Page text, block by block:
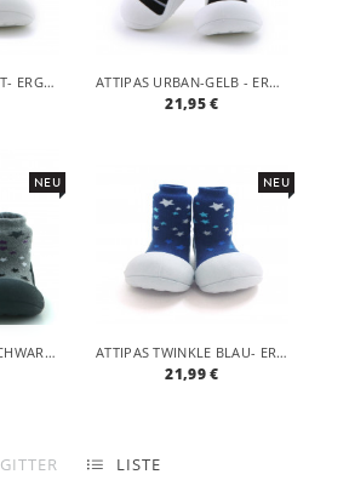
ATTIPAS URBAN- ROT- ERGONOMISCHE BABY LAUFLERNSCHUHE, ATMUNGSAKTIVE KINDER HAUSSCHUHE ABS SOCKEN BABYSCHUHE ANTIRUTSCH ATTIPAS URBAN-GELB - ERGONOMISCHE BABY LAUFLERNSCHUHE, ATMUNGSAKTIVE KINDER HAUSSCHUHE ABS SOCKEN BABYSCHUHE ANTIRUTSCH
21,95 €
NEU
ATTIPAS TWINKLE-SCHWARZ- ERGONOMISCHE BABY LAUFLERNSCHUHE, ATMUNGSAKTIVE KINDER HAUSSCHUHE ABS SOCKEN BABYSCHUHE ANTIRUTSCH
NEU
ATTIPAS TWINKLE BLAU- ERGONOMISCHE BABY LAUFLERNSCHUHE, ATMUNGSAKTIVE KINDER HAUSSCHUHE ABS SOCKEN BABYSCHUHE ANTIRUTSCH
21,99 €
GITTER LISTE